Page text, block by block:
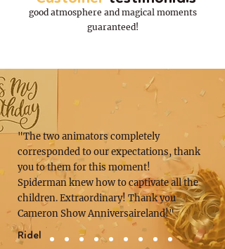
good atmosphere and magical moments
guaranteed!
"The two animators completely
corresponded to our expectations, thank
you to them for this moment!
Spiderman knew how to captivate all the
children. Extraordinary! Thank you
Cameron Show Anniversaireland!"
Ridel